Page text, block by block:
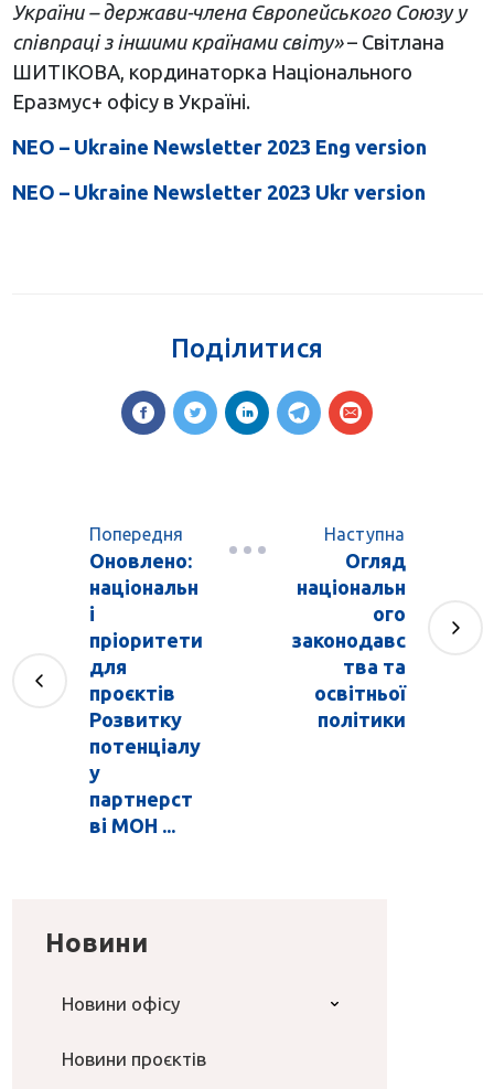
України – держави-члена Європейського Союзу у
співпраці з іншими країнами світу»– Світлана
ШИТІКОВА, кординаторка Національного
Еразмус+ офісу в Україні.
NEO – Ukraine Newsletter 2023 Eng version
NEO – Ukraine Newsletter 2023 Ukr version
Поділитися
Попередня
Оновлено:
національн
і
пріоритети
для
проєктів
Розвитку
потенціалу
у
партнерст
ві МОН ...
Наступна
Огляд
національн
ого
законодавс
тва та
освітньої
політики
Новини
Новини офісу
Новини проєктів